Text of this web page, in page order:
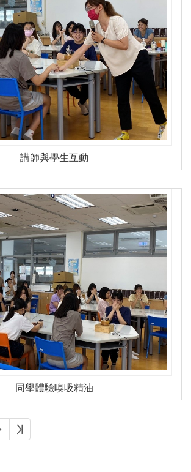
講師與學生互動
同學體驗嗅吸精油
下一頁最後頁